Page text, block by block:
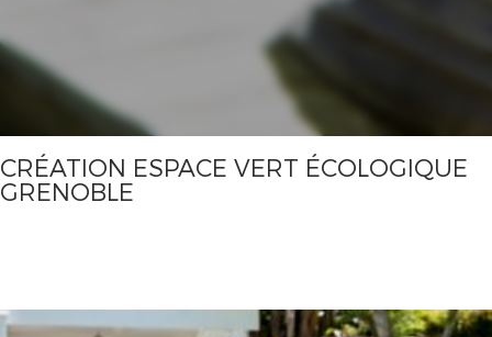
CRÉATION ESPACE VERT ÉCOLOGIQUE
GRENOBLE